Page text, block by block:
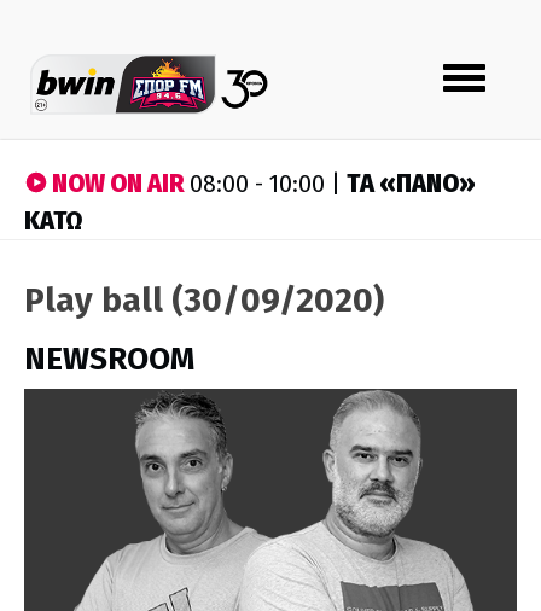
Toggle
navigation
NOW ON AIR08:00 - 10:00 | ΤA «ΠΑΝΟ»
ΚΑΤΩ
Play ball (30/09/2020)
NEWSROOM